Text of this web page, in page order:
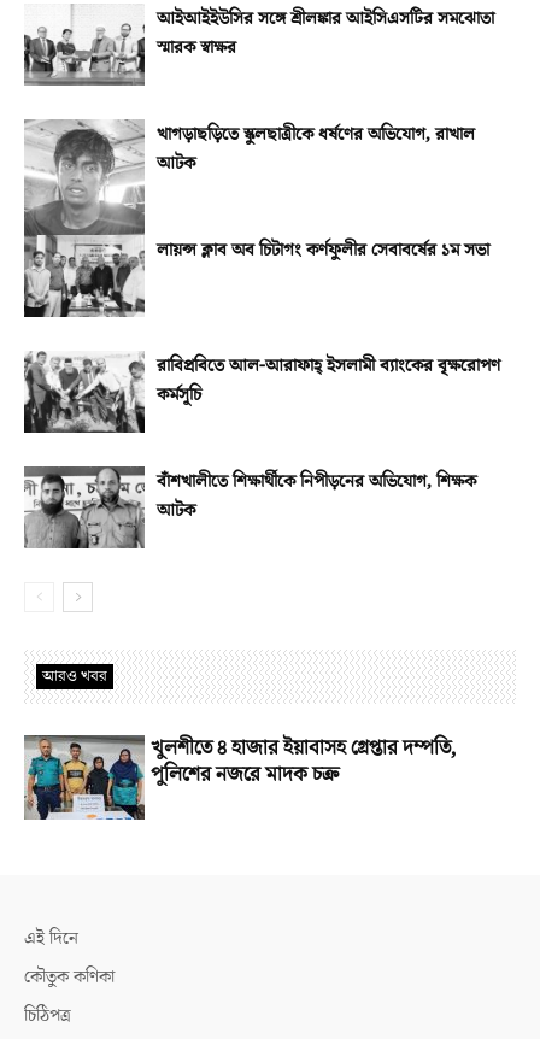
আইআইইউসির সঙ্গে শ্রীলঙ্কার আইসিএসটির সমঝোতা
স্মারক স্বাক্ষর
খাগড়াছড়িতে স্কুলছাত্রীকে ধর্ষণের অভিযোগ, রাখাল
আটক
লায়ন্স ক্লাব অব চিটাগং কর্ণফুলীর সেবাবর্ষের ১ম সভা
রাবিপ্রবিতে আল-আরাফাহ্‌ ইসলামী ব্যাংকের বৃক্ষরোপণ
কর্মসূচি
বাঁশখালীতে শিক্ষার্থীকে নিপীড়নের অভিযোগ, শিক্ষক
আটক
আরও খবর
খুলশীতে ৪ হাজার ইয়াবাসহ গ্রেপ্তার দম্পতি,
পুলিশের নজরে মাদক চক্র
এই দিনে
কৌতুক কণিকা
চিঠিপত্র